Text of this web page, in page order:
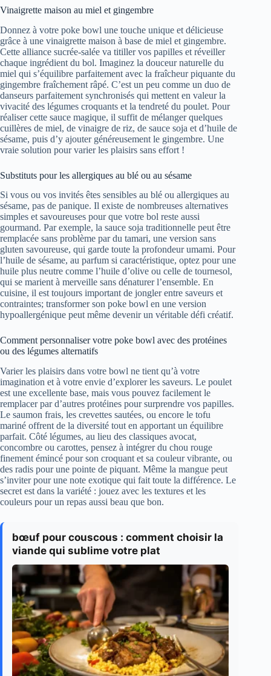
Vinaigrette maison au miel et gingembre
Donnez à votre poke bowl une touche unique et délicieuse
grâce à une vinaigrette maison à base de miel et gingembre.
Cette alliance sucrée-salée va titiller vos papilles et réveiller
chaque ingrédient du bol. Imaginez la douceur naturelle du
miel qui s’équilibre parfaitement avec la fraîcheur piquante du
gingembre fraîchement râpé. C’est un peu comme un duo de
danseurs parfaitement synchronisés qui mettent en valeur la
vivacité des légumes croquants et la tendreté du poulet. Pour
réaliser cette sauce magique, il suffit de mélanger quelques
cuillères de miel, de vinaigre de riz, de sauce soja et d’huile de
sésame, puis d’y ajouter généreusement le gingembre. Une
vraie solution pour varier les plaisirs sans effort !
Substituts pour les allergiques au blé ou au sésame
Si vous ou vos invités êtes sensibles au blé ou allergiques au
sésame, pas de panique. Il existe de nombreuses alternatives
simples et savoureuses pour que votre bol reste aussi
gourmand. Par exemple, la sauce soja traditionnelle peut être
remplacée sans problème par du tamari, une version sans
gluten savoureuse, qui garde toute la profondeur umami. Pour
l’huile de sésame, au parfum si caractéristique, optez pour une
huile plus neutre comme l’huile d’olive ou celle de tournesol,
qui se marient à merveille sans dénaturer l’ensemble. En
cuisine, il est toujours important de jongler entre saveurs et
contraintes; transformer son poke bowl en une version
hypoallergénique peut même devenir un véritable défi créatif.
Comment personnaliser votre poke bowl avec des protéines
ou des légumes alternatifs
Varier les plaisirs dans votre bowl ne tient qu’à votre
imagination et à votre envie d’explorer les saveurs. Le poulet
est une excellente base, mais vous pouvez facilement le
remplacer par d’autres protéines pour surprendre vos papilles.
Le saumon frais, les crevettes sautées, ou encore le tofu
mariné offrent de la diversité tout en apportant un équilibre
parfait. Côté légumes, au lieu des classiques avocat,
concombre ou carottes, pensez à intégrer du chou rouge
finement émincé pour son croquant et sa couleur vibrante, ou
des radis pour une pointe de piquant. Même la mangue peut
s’inviter pour une note exotique qui fait toute la différence. Le
secret est dans la variété : jouez avec les textures et les
couleurs pour un repas aussi beau que bon.
bœuf pour couscous : comment choisir la
viande qui sublime votre plat